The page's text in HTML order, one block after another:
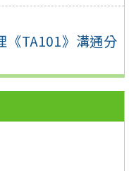
《TA101》溝通分